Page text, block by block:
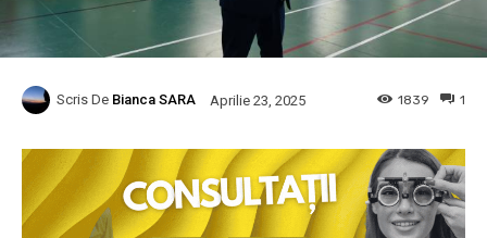
Scris De Bianca SARA Aprilie 23, 2025 1
1839